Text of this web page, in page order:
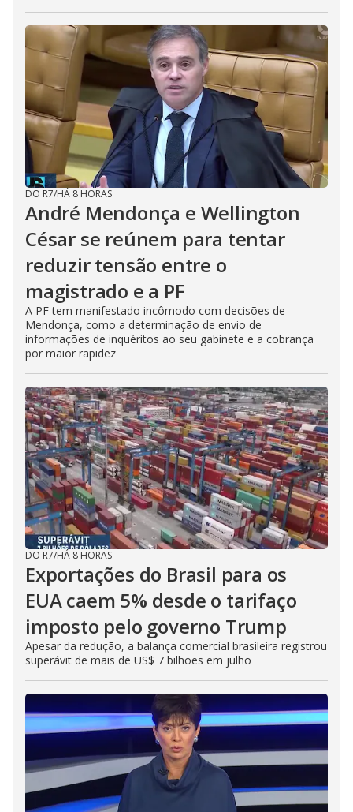
DO R7/HÁ 8 HORAS
André Mendonça e Wellington
César se reúnem para tentar
reduzir tensão entre o
magistrado e a PF
A PF tem manifestado incômodo com decisões de
Mendonça, como a determinação de envio de
informações de inquéritos ao seu gabinete e a cobrança
por maior rapidez
DO R7/HÁ 8 HORAS
Exportações do Brasil para os
EUA caem 5% desde o tarifaço
imposto pelo governo Trump
Apesar da redução, a balança comercial brasileira registrou
superávit de mais de US$ 7 bilhões em julho